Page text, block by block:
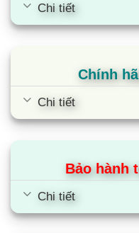
Chi tiết
Chính
Chi tiết
Bảo hành
Chi tiết